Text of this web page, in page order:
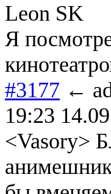
Leon SK
Я
#3177 ←
19:23
<Vasory>